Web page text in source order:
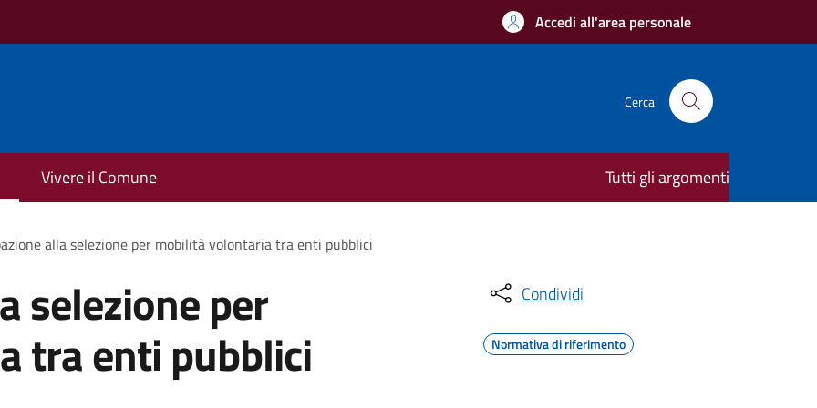
Accedi all'area personale
Cerca
Vivere il Comune Tutti gli argomenti
alla selezione per mobilità volontaria tra enti pubblici
selezione per
tra enti pubblici
Condividi
Normativa di riferimento